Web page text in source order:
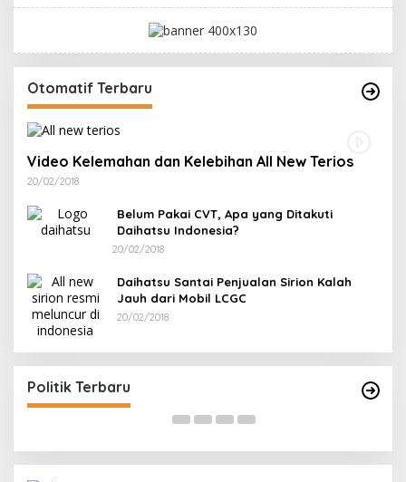
Otomatif Terbaru
Video Kelemahan dan Kelebihan All New Terios
20/02/2018
Belum Pakai CVT, Apa yang Ditakuti
Daihatsu Indonesia?
20/02/2018
Daihatsu Santai Penjualan Sirion Kalah
Jauh dari Mobil LCGC
20/02/2018
Politik Terbaru
Besar Bangkitkan Golkar Bangka Selatan
Di Bangka Selatan, Politik